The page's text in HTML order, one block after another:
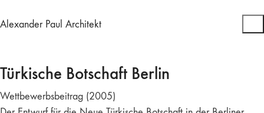
Alexander Paul Architekt
Türkische Botschaft Berlin
Wettbewerbsbeitrag (2005)